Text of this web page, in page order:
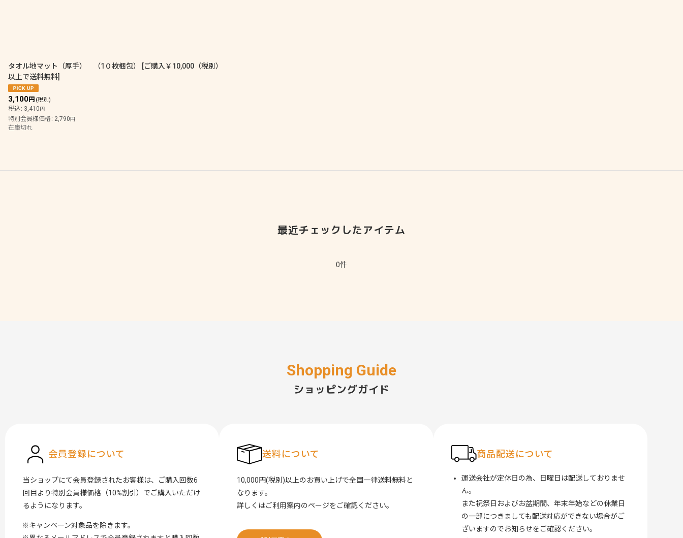
タオル地マット（厚手） （1０枚梱包） [ご購入￥10,000（税別）
以上で送料無料]
3,100円 (税別)
税込: 3,410 円
特別会員様価格 : 2,790 円
在庫切れ
最近チェックしたアイテム
0件
ショッピングガイド
会員登録について
当ショップにて会員登録されたお客様は、ご購入回数6
回目より特別会員様価格（10%割引）でご購入いただけ
るようになります。
キャンペーン対象品を除きます。
送料について
10,000円(税別)以上のお買い上げで全国一律送料無料と
なります。
詳しくはご利用案内のページをご確認ください。
商品配送について
運送会社が定休日の為、日曜日は配送しておりませ
ん。
また祝祭日およびお盆期間、年末年始などの休業日
の一部につきましても配送対応ができない場合がご
ざいますのでお知らせをご確認ください。